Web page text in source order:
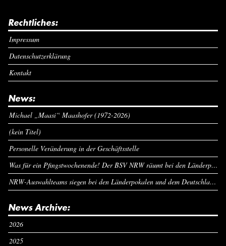
Rechtliches:
Impressum
Datenschutzerklärung
Kontakt
News:
Michael „Maasi“ Maashofer (1972-2026)
(kein Titel)
Personelle Veränderung in der Geschäftsstelle
Was für ein Pfingstwochenende! Der BSV NRW räumt bei den Länderpokalen ab
NRW-Auswahlteams siegen bei den Länderpokalen und dem Deutschlandcup an Pfingsten
News Archive:
2026
2025